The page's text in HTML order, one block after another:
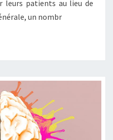
leurs patients au lieu de
un nombr